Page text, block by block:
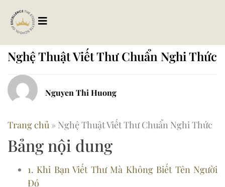
Nghệ Thuật Viết Thư Chuẩn Nghi Thức
Nguyen Thi Huong
Trang chủ » Nghệ Thuật Viết Thư Chuẩn Nghi Thức
Bảng nội dung
1. Khi Bạn Viết Thư Mà Không Biết Tên Người
Đó